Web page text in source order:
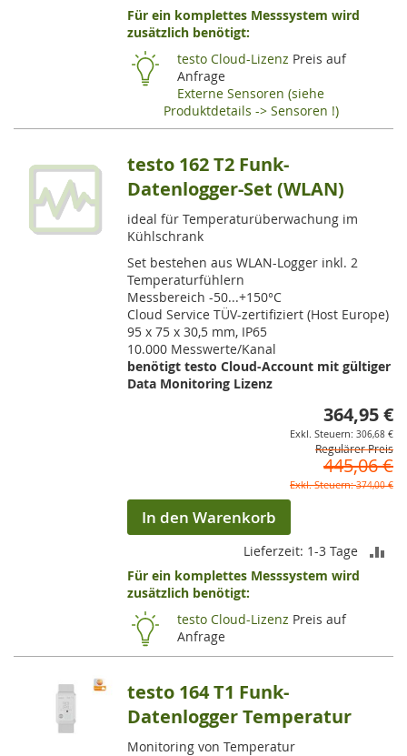
Für ein komplettes Messsystem wird
zusätzlich benötigt:
testo Cloud-Lizenz Preis auf
Anfrage
Externe Sensoren (siehe
Produktdetails -> Sensoren !)
testo 162 T2 Funk-
Datenlogger-Set (WLAN)
ideal für Temperaturüberwachung im
Kühlschrank
Set bestehen aus WLAN-Logger inkl. 2
Temperaturfühlern
Messbereich -50...+150°C
Cloud Service TÜV-zertifiziert (Host Europe)
95 x 75 x 30,5 mm, IP65
10.000 Messwerte/Kanal
benötigt testo Cloud-Account mit gültiger
Data Monitoring Lizenz
364,95 €
306,68 €
Regulärer Preis
445,06 €
374,00 €
In den Warenkorb
Lieferzeit: 1-3 Tage
Für ein komplettes Messsystem wird
zusätzlich benötigt:
testo Cloud-Lizenz Preis auf
Anfrage
testo 164 T1 Funk-
Datenlogger Temperatur
Monitoring von Temperatur